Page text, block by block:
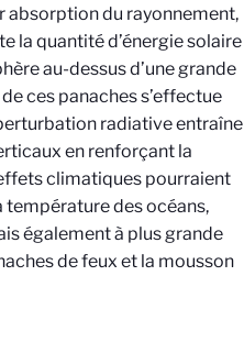
absorption du rayonnement,
la quantité d’énergie solaire
au-dessus d’une grande
ces panaches s’effectue
radiative entraîne
en renforçant la
climatiques pourraient
température des océans,
également à plus grande
de feux et la mousson